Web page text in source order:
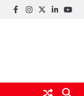
Facebook
instagram
twitter
linkedin